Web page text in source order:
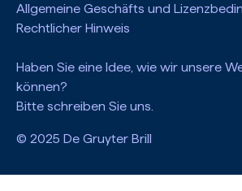
Allgemeine Geschäfts und
Rechtlicher Hinweis
Haben Sie eine Idee, wie wir unsere
können?
Bitte schreiben Sie uns.
© 2025 De Gruyter Brill